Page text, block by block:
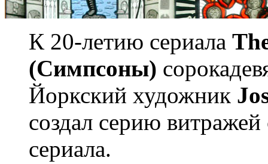
К 20-летию сериала
(Симпсоны)
Йоркский художник
создал серию витражей
сериала.